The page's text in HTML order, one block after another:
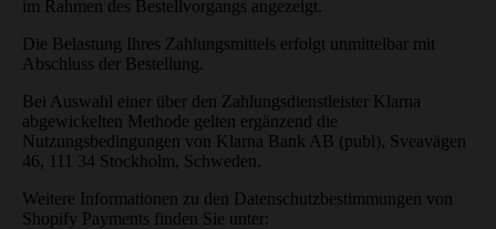
im Rahmen des Bestellvorgangs angezeigt.
Die Belastung Ihres Zahlungsmittels erfolgt unmittelbar mit
Abschluss der Bestellung.
Bei Auswahl einer über den Zahlungsdienstleister Klarna
abgewickelten Methode gelten ergänzend die
Nutzungsbedingungen von Klarna Bank AB (publ), Sveavägen
46, 111 34 Stockholm, Schweden.
Weitere Informationen zu den Datenschutzbestimmungen von
Shopify Payments finden Sie unter: